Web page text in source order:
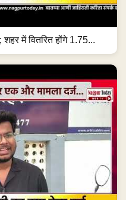
में वितरित होंगे 1.75...